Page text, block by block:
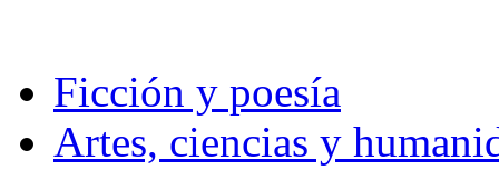
Ficción y poesía
Artes, ciencias y